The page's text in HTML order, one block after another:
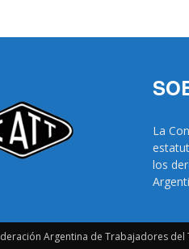
La
los
Argentina de Trabajadores del